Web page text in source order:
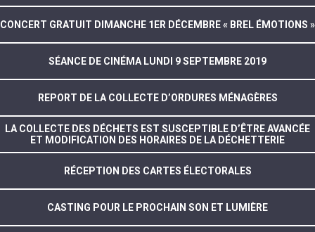
CONCERT GRATUIT DIMANCHE 1ER DÉCEMBRE « BREL ÉMOTIONS »
SÉANCE DE CINÉMA LUNDI 9 SEPTEMBRE 2019
REPORT DE LA COLLECTE D’ORDURES MÉNAGÈRES
LA COLLECTE DES DÉCHETS EST SUSCEPTIBLE D’ÊTRE AVANCÉE
ET MODIFICATION DES HORAIRES DE LA DÉCHETTERIE
RÉCEPTION DES CARTES ÉLECTORALES
CASTING POUR LE PROCHAIN SON ET LUMIÈRE